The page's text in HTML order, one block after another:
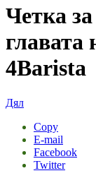
Четка
4Barista
Дял
Copy
E-mail
Facebook
Twitter